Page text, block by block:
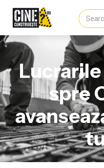
spre